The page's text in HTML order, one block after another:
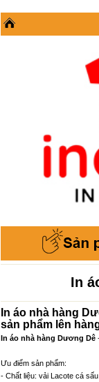
In
In áo nhà hàng
sản phẩm lên
In áo nhà hàng Dương Dê
Ưu điểm sản phẩm:
- Chất liệu: vải Lacote cá